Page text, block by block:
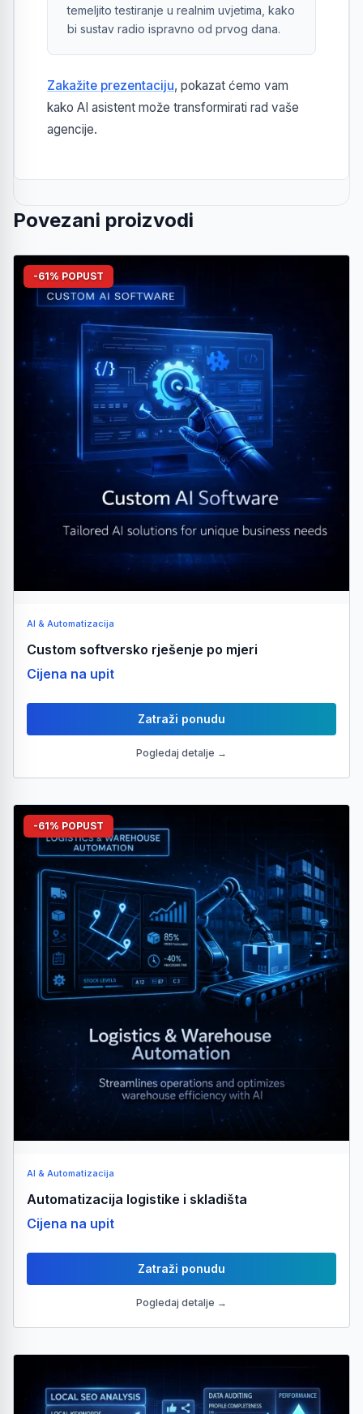
temeljito testiranje u realnim uvjetima, kako
bi sustav radio ispravno od prvog dana.
Zakažite prezentaciju, pokazat ćemo vam
kako AI asistent može transformirati rad vaše
agencije.
Povezani proizvodi
-61% POPUST
AI & Automatizacija
Custom softversko rješenje po mjeri
Cijena na upit
Zatraži ponudu
Pogledaj detalje →
-61% POPUST
AI & Automatizacija
Automatizacija logistike i skladišta
Cijena na upit
Zatraži ponudu
Pogledaj detalje →